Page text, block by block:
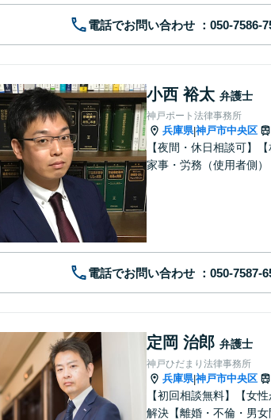
電話でお問い合わせ
小西 裕太 弁護士
神戸ポート法律事務所
兵庫県|神戸市中央区
【夜間・休日相談可】
家事・労務（使用者側
電話でお問い合わせ
定岡 治郎 弁護士
神戸ひだまり法律事務所
兵庫県|神戸市中央区
【初回相談無料】【女
解決【離婚・不倫・男